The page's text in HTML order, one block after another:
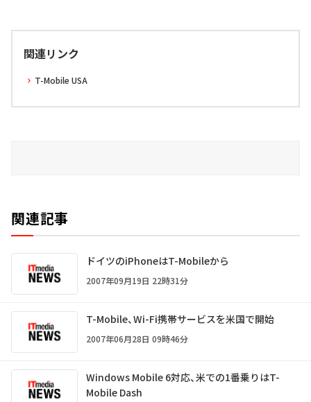
関連リンク
T-Mobile USA
関連記事
ドイツのiPhoneはT-Mobileから
2007年09月19日 22時31分
T-Mobile、Wi-Fi携帯サービスを米国で開始
2007年06月28日 09時46分
Windows Mobile 6対応、米での1番乗りはT-
Mobile Dash